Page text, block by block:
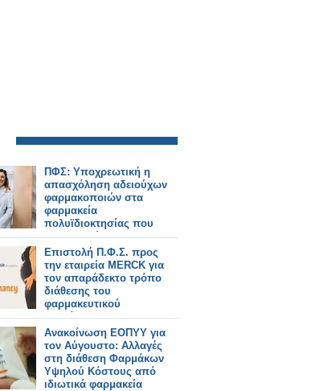
ΠΦΣ: Υποχρεωτική η
απασχόληση αδειούχων
φαρμακοποιών στα
φαρμακεία
πολυϊδιοκτησίας που
λειτουργούν με
διευρυμένο ωράριο
Επιστολή Π.Φ.Σ. προς
την εταιρεία MERCK για
τον απαράδεκτο τρόπο
διάθεσης του
φαρμακευτικού
σκευάσματος Ovitrelle
στα ιδιωτικά φαρμακεία
Ανακοίνωση ΕΟΠΥΥ για
τον Αύγουστο: Αλλαγές
στη διάθεση Φαρμάκων
Υψηλού Κόστους από
ιδιωτικά φαρμακεία